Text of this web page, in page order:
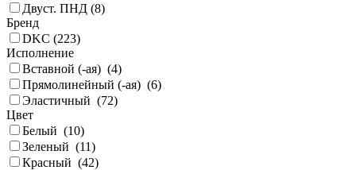
Двуст. ПНД (8)
Бренд
DKC (223)
Исполнение
Вставной (-ая) (4)
Прямолинейный (-ая) (6)
Эластичный (72)
Цвет
Белый (10)
Зеленый (11)
Красный (42)